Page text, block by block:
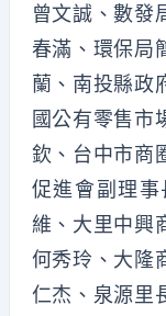
曾文誠、數發
春滿、環保局
蘭、南投縣政
國公有零售市
欽、台中市商
促進會副理
維、大里中興
何秀玲、大隆
仁杰、泉源里